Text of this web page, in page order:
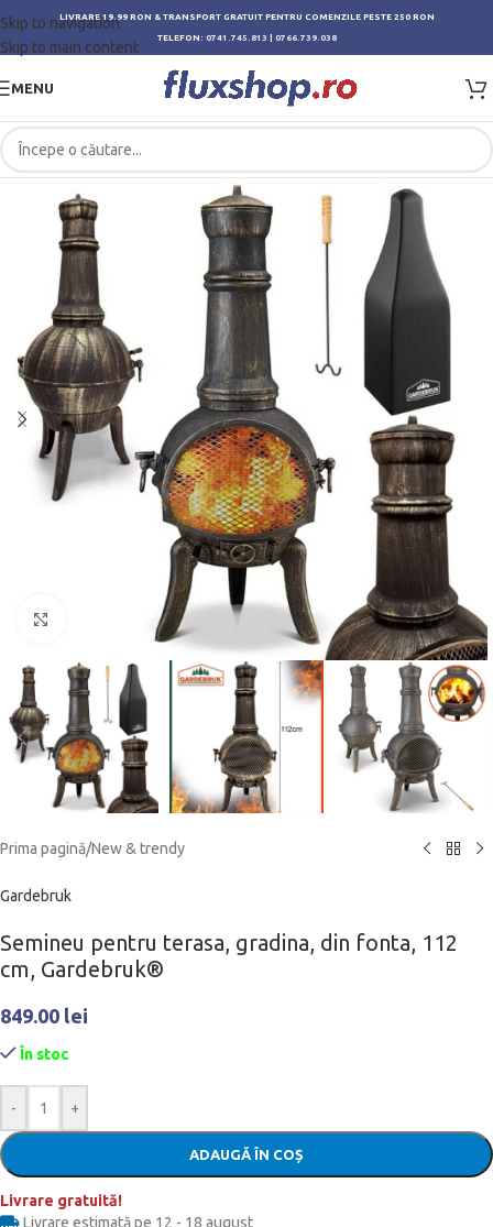
Skip to navigation
Skip to main content
LIVRARE 19.99 RON & TRANSPORT GRATUIT PENTRU COMENZILE PESTE 250 RON
TELEFON: 0741.745.813 0766.739.038
MENU
Click to enlarge
Prima pagină/New & trendy
Gardebruk
Semineu pentru terasa, gradina, din fonta, 112
cm, Gardebruk®
849.00 lei
În stoc
- +
ADAUGĂ ÎN COȘ
Livrare gratuită!
Livrare estimată pe 12 - 18 august